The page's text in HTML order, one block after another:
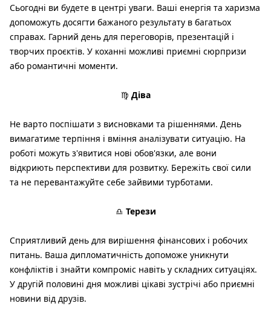
Сьогодні ви будете в центрі уваги. Ваші енергія та харизма
допоможуть досягти бажаного результату в багатьох
справах. Гарний день для переговорів, презентацій і
творчих проєктів. У коханні можливі приємні сюрпризи
або романтичні моменти.
♍ Діва
Не варто поспішати з висновками та рішеннями. День
вимагатиме терпіння і вміння аналізувати ситуацію. На
роботі можуть з'явитися нові обов'язки, але вони
відкриють перспективи для розвитку. Бережіть свої сили
та не перевантажуйте себе зайвими турботами.
♎ Терези
Сприятливий день для вирішення фінансових і робочих
питань. Ваша дипломатичність допоможе уникнути
конфліктів і знайти компроміс навіть у складних ситуаціях.
У другій половині дня можливі цікаві зустрічі або приємні
новини від друзів.